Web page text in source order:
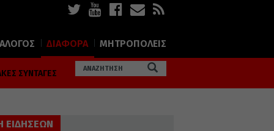
ΔΙΑΦΟΡΑ ΜΗΤΡΟΠΟΛΕΙΣ
ΣΥΝΤΑΓΕΣ
ΕΙΔΗΣΕΩΝ